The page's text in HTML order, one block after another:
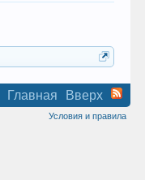
Главная Вверх
Условия и правила